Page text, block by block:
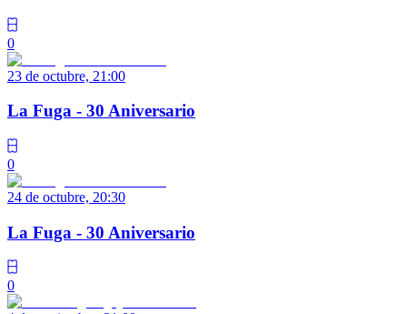
0
23 de octubre, 21:00
La Fuga - 30 Aniversario
0
24 de octubre, 20:30
La Fuga - 30 Aniversario
0